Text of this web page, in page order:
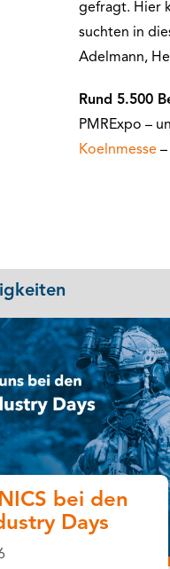
gefragt. Hier
suchten in
Adelmann,
Rund 5.500
PMRExpo –
Koelnmesse
bei den
Days